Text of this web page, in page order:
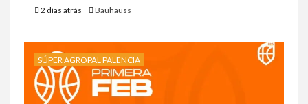
2 días atrás Bauhauss
SÚPER AGROPAL PALENCIA